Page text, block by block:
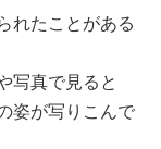
れたことがある
写真で見ると
姿が写りこんで